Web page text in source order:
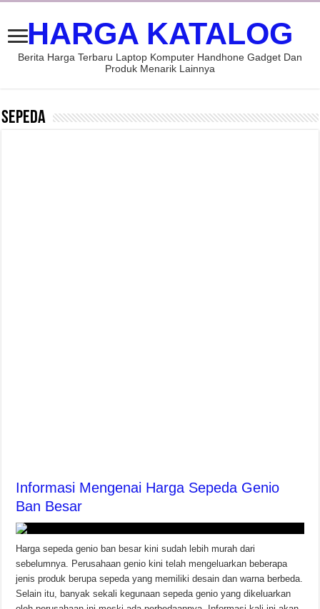
HARGA KATALOG
Berita Harga Terbaru Laptop Komputer Handhone Gadget Dan
Produk Menarik Lainnya
Sepeda
Informasi Mengenai Harga Sepeda Genio
Ban Besar
Harga sepeda genio ban besar kini sudah lebih murah dari
sebelumnya. Perusahaan genio kini telah mengeluarkan beberapa
jenis produk berupa sepeda yang memiliki desain dan warna berbeda.
Selain itu, banyak sekali kegunaan sepeda genio yang dikeluarkan